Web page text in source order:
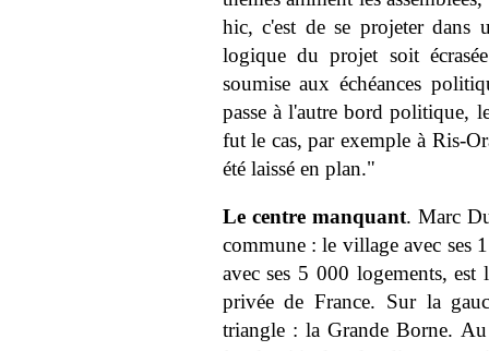
hic, c'est de se projeter
logique du projet soit
soumise aux échéances
passe à l'autre bord politique,
fut le cas, par exemple à Ris-
été laissé en plan."
Le centre manquant. Marc
commune : le village avec ses
avec ses 5 000 logements,
privée de France. Sur la
triangle : la Grande Borne.